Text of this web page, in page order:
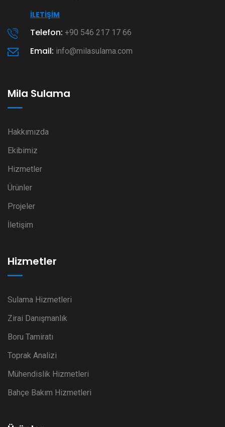
İLETIŞIM
Telefon: +90 546 217 17 66
Email: info@milasulama.com
Mila Sulama
Hakkımızda
Ekibimiz
Hizmetler
Ürünler
Projeler
İletişim
Hizmetler
Sulama Hizmetleri
Zirai Danışmanlık
Boru Tamiratı
Toprak Analizi
Mühendislik Hizmetleri
Bahçe Bakım Hizmetleri